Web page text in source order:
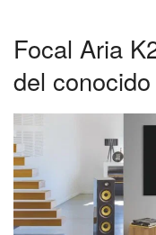
Focal Aria
del